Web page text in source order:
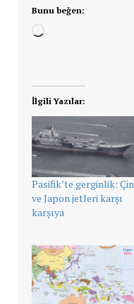
Bunu beğen:
Yükleniyor...
İlgili Yazılar:
Pasifik’te gerginlik: Çin
ve Japon jetleri karşı
karşıya